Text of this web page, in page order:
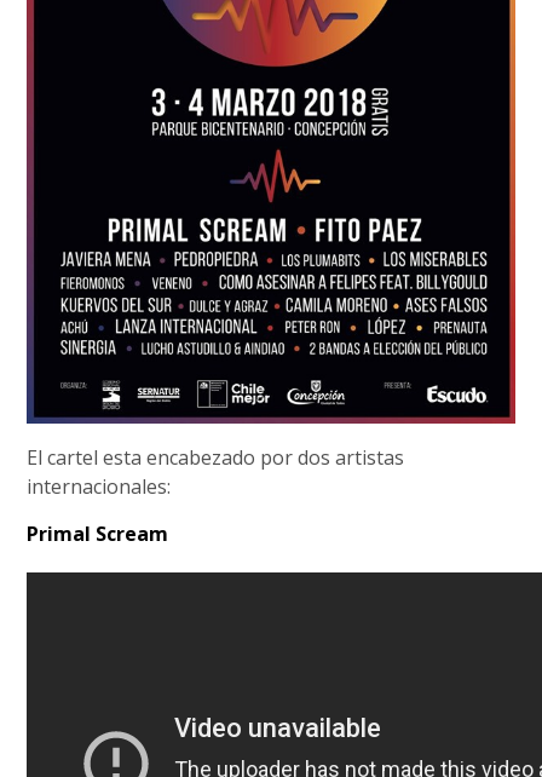
El cartel esta encabezado por dos artistas
internacionales:
Primal Scream